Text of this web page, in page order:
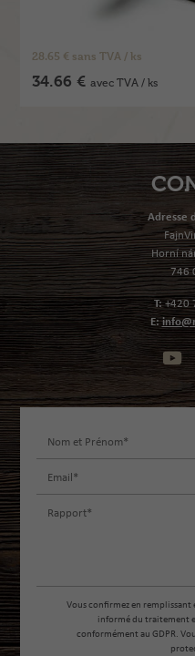
28.65 € sans TVA / ks
34.66 €avec TVA / ks
Adresse
Horní
746
T:+420
E:
Vous confirmez en
informé du traitement
conformément au GDPR.